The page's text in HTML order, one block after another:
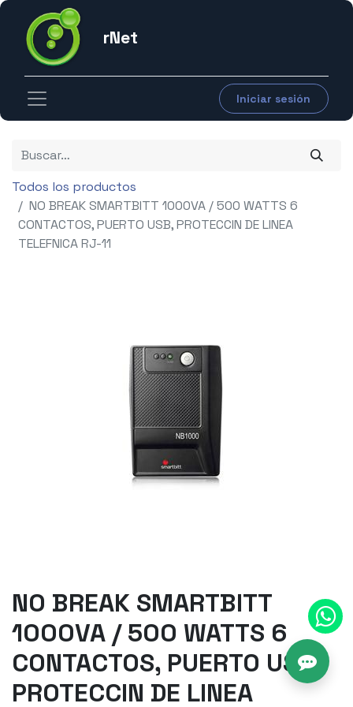
rNet
Iniciar sesión
Todos los productos
NO BREAK SMARTBITT 1000VA / 500 WATTS 6
CONTACTOS, PUERTO USB, PROTECCIN DE LINEA
TELEFNICA RJ-11
NO BREAK SMARTBITT
1000VA / 500 WATTS 6
CONTACTOS, PUERTO USB,
PROTECCIN DE LINEA